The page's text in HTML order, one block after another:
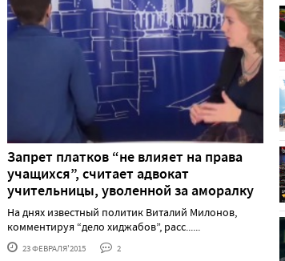
Запрет платков “не влияет на права
учащихся”, считает адвокат
учительницы, уволенной за аморалку
На днях известный политик Виталий Милонов,
комментируя “дело хиджабов”, расс......
23 ФЕВРАЛЯ'2015 2